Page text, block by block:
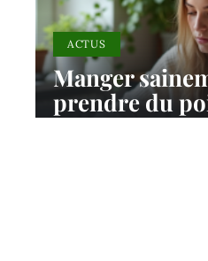
ACTUS
Manger
prendre du
explications